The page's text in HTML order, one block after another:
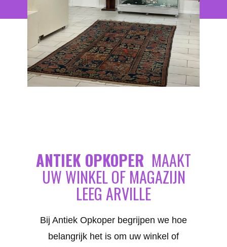
ANTIEK OPKOPER MAAKT
UW WINKEL OF MAGAZIJN
LEEG ARVILLE
Bij Antiek Opkoper begrijpen we hoe
belangrijk het is om uw winkel of